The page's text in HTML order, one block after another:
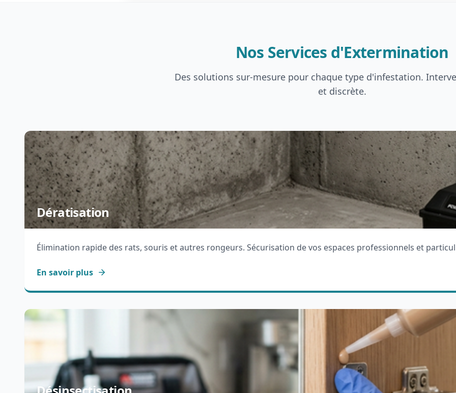
Nos Services d'Extermination
Des solutions sur-mesure pour chaque type d'infestation.
et discrète.
Dératisation
Élimination rapide des rats, souris et autres rongeurs. Sécurisation de vos espaces professionnels et
En savoir plus